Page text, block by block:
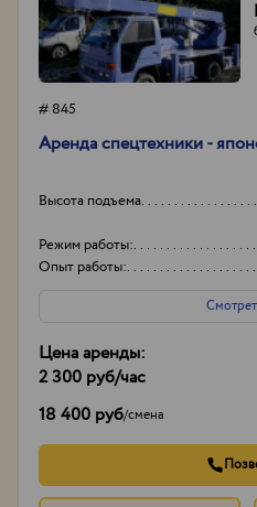
# 845
Аренда спецтехники -
Высота подъема
Режим работы:
Опыт работы:
Способ оплаты
Цена аренды:
2 300 руб/час
18 400 руб/смена